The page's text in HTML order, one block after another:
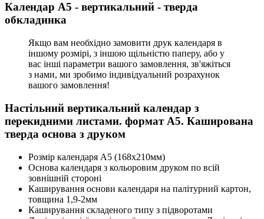
Календар А5 - вертикальний - тверда
обкладинка
Якщо вам необхідно замовити друк календаря в
іншому розмірі, з іншою щільністю паперу, або у
вас інші параметри вашого замовлення, зв'яжіться
з нами, ми зробимо індивідуальний розрахунок
вашого замовлення!
Настільний вертикальний календар з
перекидними листами. формат A5. Каширована
тверда основа з друком
Розмір календаря А5 (168х210мм)
Основа календаря з кольоровим друком по всій
зовнішній стороні
Каширування основи календаря на палітурний картон,
товщина 1,9-2мм
Каширування складеного типу з підворотами